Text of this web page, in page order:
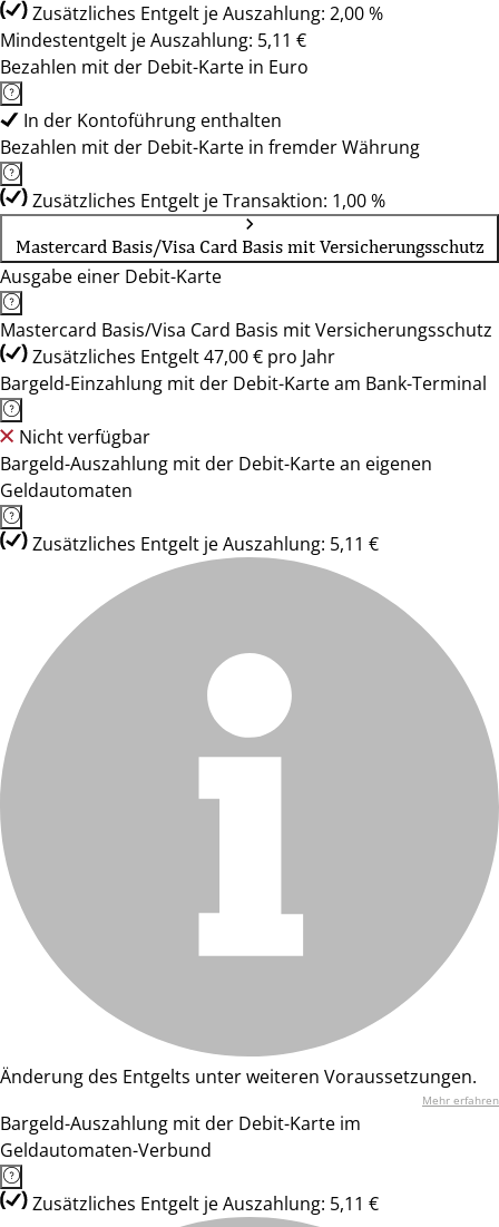
Zusätzliches Entgelt je Auszahlung: 2,00 %
Mindestentgelt je Auszahlung: 5,11 €
Bezahlen mit der Debit-Karte in Euro
In der Kontoführung enthalten
Bezahlen mit der Debit-Karte in fremder Währung
Zusätzliches Entgelt je Transaktion: 1,00 %
Mastercard Basis/Visa Card Basis mit Versicherungsschutz
Ausgabe einer Debit-Karte
Mastercard Basis/Visa Card Basis mit Versicherungsschutz
Zusätzliches Entgelt 47,00 € pro Jahr
Bargeld-Einzahlung mit der Debit-Karte am Bank-Terminal
Nicht verfügbar
Bargeld-Auszahlung mit der Debit-Karte an eigenen
Geldautomaten
Zusätzliches Entgelt je Auszahlung: 5,11 €
Änderung des Entgelts unter weiteren Voraussetzungen.
Mehr erfahren
Bargeld-Auszahlung mit der Debit-Karte im
Geldautomaten-Verbund
Zusätzliches Entgelt je Auszahlung: 5,11 €